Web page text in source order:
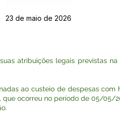
23 de maio de 2026
atribuições legais previstas
ao custeio de despesas
que ocorreu no período de 05/05/